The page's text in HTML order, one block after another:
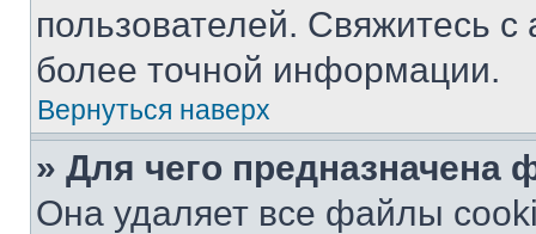
пользователей. Свяжитесь
более точной информации.
Вернуться наверх
» Для чего предназначена
Она удаляет все файлы